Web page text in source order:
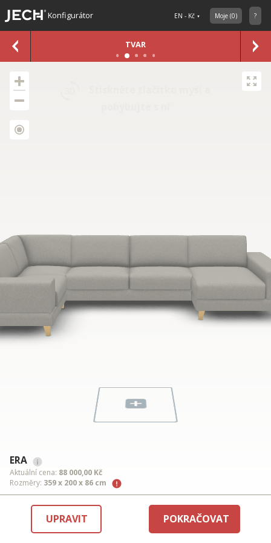
Konfigurátor EN - Kč Moje (0) ?
TVAR
ERA
Aktuální cena: 88 000,00 Kč
Rozměry: 359 x 200 x 86 cm
UPRAVIT POKRAČOVAT